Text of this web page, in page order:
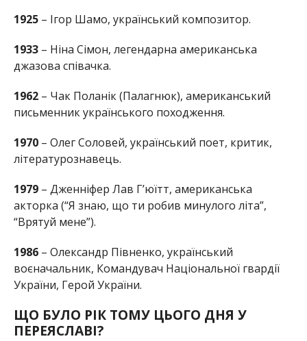
1925– Ігор Шамо, український композитор.
1933– Ніна Сімон, легендарна американська
джазова співачка.
1962– Чак Поланік (Палагнюк), американський
письменник українського походження.
1970– Олег Соловей, український поет, критик,
літературознавець.
1979– Дженніфер Лав Г’юїтт, американська
акторка (“Я знаю, що ти робив минулого літа”,
“Врятуй мене”).
1986– Олександр Півненко, український
воєначальник, Командувач Національної гвардії
України, Герой України.
ЩО БУЛО РІК ТОМУ ЦЬОГО ДНЯ У
ПЕРЕЯСЛАВІ?